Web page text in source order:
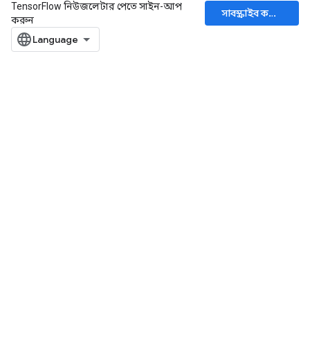
TensorFlow নিউজলেটার পেতে সাইন-আপ
করুন
সাবস্ক্রাইব করুন